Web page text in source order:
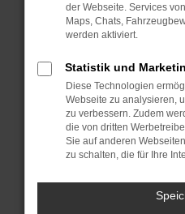
Fenster?
Starte dein Gerät neu.
Probleme zu beheben.
Stelle sicher, dass
Betriebssystem auf
sind.
Veraltete Software
Sicherheitsrisiko,
führen, dass
unterstützt werden.
der Webseite. Services
Maps, Chats,
werden aktiviert.
Statistik und
Diese Technologien
Webseite zu analysieren,
zu verbessern. Zudem
die von dritten
Sie auf anderen
zu schalten, die für Ihre